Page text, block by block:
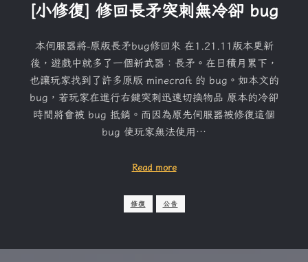
[小修復] 修回長矛突刺無冷卻 bug
本伺服器將-原版長矛bug修回來 在1.21.11版本更新
後，遊戲中就多了一個新武器：長矛。在日積月累下，
也讓玩家找到了許多原版 minecraft 的 bug。如本文的
bug，若玩家在進行右鍵突刺迅速切換物品 原本的冷卻
時間將會被 bug 抵銷。而因為原先伺服器被修復這個
bug 使玩家無法使用…
Read more
修復 公告